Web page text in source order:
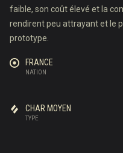
faible, son coût élevé et la
rendirent peu attrayant et le
prototype.
NATION
FRANCE
TYPE
CHAR MOYEN